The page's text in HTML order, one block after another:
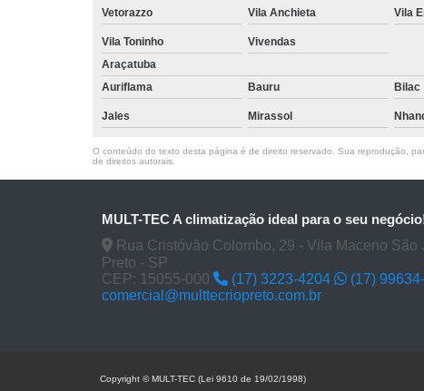
Vetorazzo Vila Anchieta Vila
Vila Toninho
Vivendas
Araçatuba
Auriflama
Bauru Bilac
Jales Mirassol
O conteúdo do texto desta página é de direito reservado. Sua reprodução,
de direitos autorais
MULT-TEC A climatização ideal para o seu
Rua Cristóvão Colombo, 29 - Vila Maceno São
Preto - SP
CEP: 15055-000
(17) 3223-4204
(17)
comercial@multtecriopreto.com.br
Copyright © MULT-TEC (Lei 9610 de 19/02/1998)